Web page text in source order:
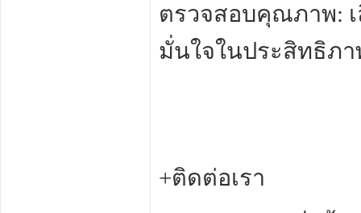
ตรวจสอบคุณภาพ:
มั่นใจในประสิทธิภ
+ติดต่อเรา